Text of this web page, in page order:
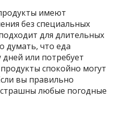
имеют
без специальных
для длительных
думать, что еда
дней или потребует
спокойно могут
вы правильно
страшны любые погодные